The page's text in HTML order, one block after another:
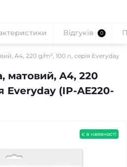
A4, 220 g/m², 100 л, серія Everyday
матовий, A4, 220
Everyday (IP-AE220-
Відгуків 0
є в наявності